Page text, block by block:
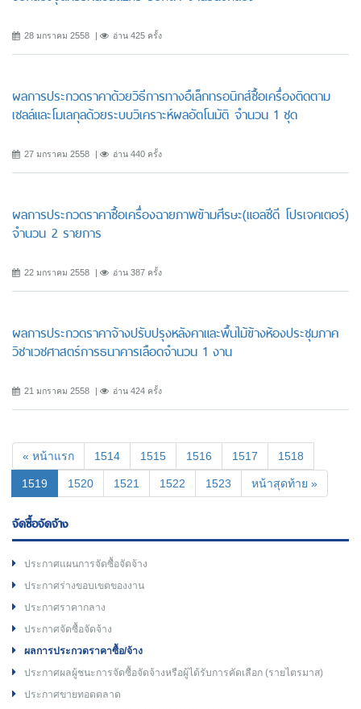
28 มกราคม 2558 อ่าน 425 ครั้ง
ผลการประกวดราคาด้วยวิธีการทางอืเล็กทรอนิกส์ซื้อเครื่องติดตาม
เซลล์และโมเลกุลด้วยระบบวิเคราะห์ผลอัตโนมัติ จำนวน 1 ชุด
27 มกราคม 2558 อ่าน 440 ครั้ง
ผลการประกวดราคาซื้อเครื่องฉายภาพข้ามศีรษะ(แอลซีดี โปรเจคเตอร์)
จำนวน 2 รายการ
22 มกราคม 2558 อ่าน 387 ครั้ง
ผลการประกวดราคาจ้างปรับปรุงหลังคาและพื้นไม้ข้างห้องประชุมภาค
วิชาเวชศาสตร์การธนาคารเลือดจำนวน 1 งาน
21 มกราคม 2558 อ่าน 424 ครั้ง
« หน้าแรก 1514 1515 1516 1517 1518
1519 (current)
1520 1521 1522 1523 หน้าสุดท้าย »
จัดซื้อจัดจ้าง
ประกาศแผนการจัดซื้อจัดจ้าง
ประกาศร่างขอบเขตของงาน
ประกาศราคากลาง
ประกาศจัดซื้อจัดจ้าง
ผลการประกวดราคาซื้อ/จ้าง
ประกาศผลผู้ชนะการจัดซื้อจัดจ้างหรือผู้ได้รับการคัดเลือก (รายไตรมาส)
ประกาศขายทอดตลาด